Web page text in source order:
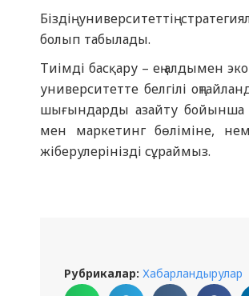
Біздің университеттің
болып табылады.
Тиімді басқару – ең алдымен
университетте белгілі
шығындарды азайту бойынша
мен маркетинг бөліміне,
жіберулерінізді сұраймыз.
Рубрикалар: Хабарландырулар